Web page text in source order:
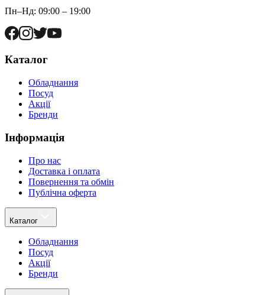
Пн–Нд: 09:00 – 19:00
Каталог
Обладнання
Посуд
Акції
Бренди
Інформація
Про нас
Доставка і оплата
Повернення та обмін
Публічна оферта
Каталог
Обладнання
Посуд
Акції
Бренди